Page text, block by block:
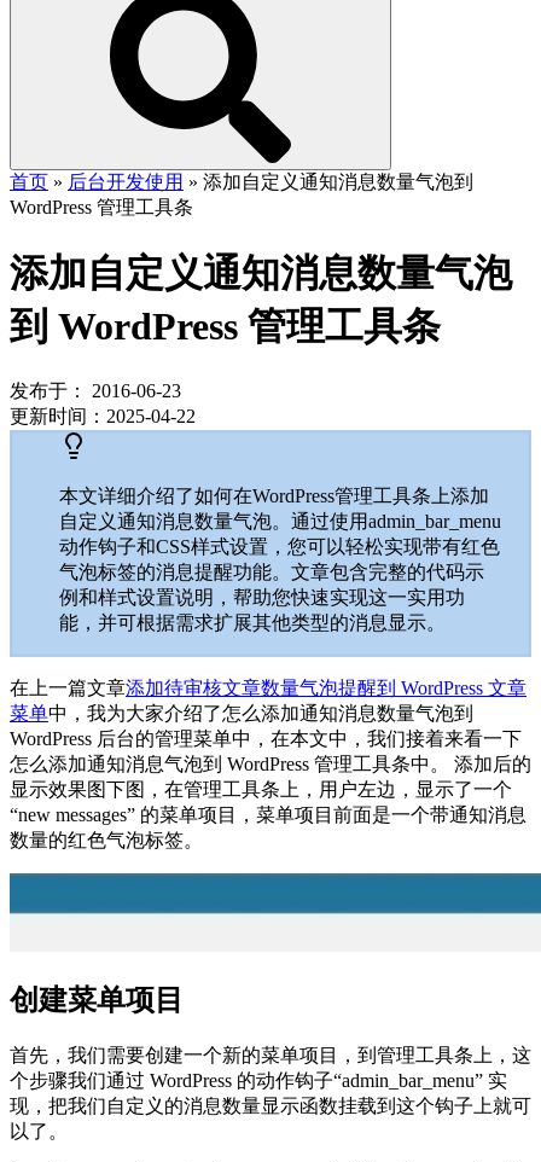
首页 » 后台开发使用 » 添加自定义通知消息数量气泡到
WordPress 管理工具条
添加自定义通知消息数量气泡
到 WordPress 管理工具条
发布于：
2016-06-23
更新时间： 2025-04-22
本文详细介绍了如何在WordPress管理工具条上添加
自定义通知消息数量气泡。通过使用admin_bar_menu
动作钩子和CSS样式设置，您可以轻松实现带有红色
气泡标签的消息提醒功能。文章包含完整的代码示
例和样式设置说明，帮助您快速实现这一实用功
能，并可根据需求扩展其他类型的消息显示。
在上一篇文章添加待审核文章数量气泡提醒到 WordPress 文章
菜单中，我为大家介绍了怎么添加通知消息数量气泡到
WordPress 后台的管理菜单中，在本文中，我们接着来看一下
怎么添加通知消息气泡到 WordPress 管理工具条中。 添加后的
显示效果图下图，在管理工具条上，用户左边，显示了一个
“new messages” 的菜单项目，菜单项目前面是一个带通知消息
数量的红色气泡标签。
创建菜单项目
首先，我们需要创建一个新的菜单项目，到管理工具条上，这
个步骤我们通过 WordPress 的动作钩子“admin_bar_menu” 实
现，把我们自定义的消息数量显示函数挂载到这个钩子上就可
以了。